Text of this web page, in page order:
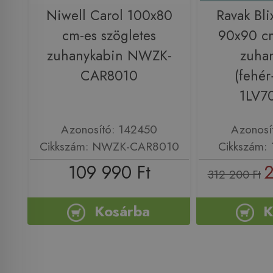
Niwell Carol 100x80
cm-es szögletes
zuhanykabin NWZK-
CAR8010
Azonosító: 142450
Cikkszám: NWZK-CAR8010
109 990 Ft
Kosárba
Ravak
90x90
312 200 Ft